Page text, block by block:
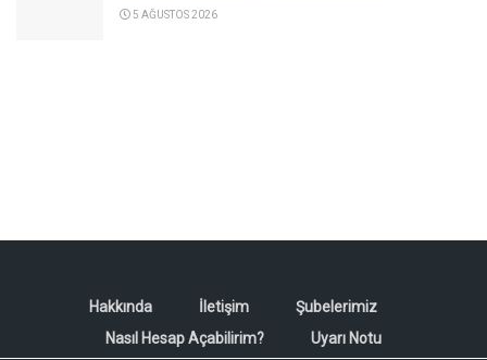
5 AĞUSTOS 2026
Hakkında İletişim
Şubelerimiz
Nasıl Hesap Açabilirim?
Uyarı Notu